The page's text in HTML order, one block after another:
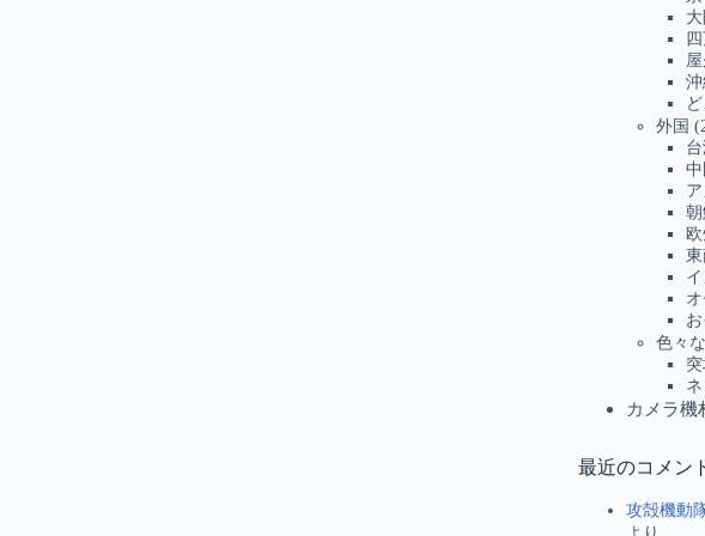
外国
欧
色々
カメラ機
最近のコメン
攻殻機動